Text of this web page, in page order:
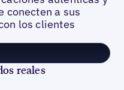
conecten a sus
los clientes
reales